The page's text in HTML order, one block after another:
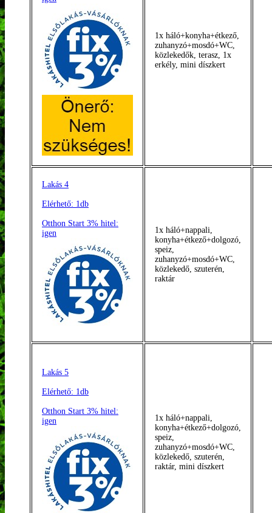
1x háló+konyha+étkező,
zuhanyzó+mosdó+WC,
közlekedők, terasz, 1x
erkély, mini díszkert
Lakás 4
Elérhető: 1db
Otthon Start 3% hitel:
igen
1x háló+nappali,
konyha+étkező+dolgozó,
speiz,
zuhanyzó+mosdó+WC,
közlekedő, szuterén,
raktár
Lakás 5
Elérhető: 1db
Otthon Start 3% hitel:
igen
1x háló+nappali,
konyha+étkező+dolgozó,
speiz,
zuhanyzó+mosdó+WC,
közlekedő, szuterén,
raktár, mini díszkert